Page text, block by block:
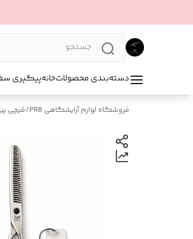
دسته‌بندی محصولاتخانهپیگیری
فروشگاه لوازم آرایشگاهی PRB /قیچی